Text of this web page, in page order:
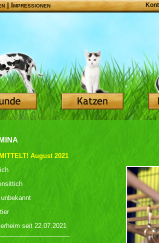
|Impressionen
August 2021
seit 22.07.2021